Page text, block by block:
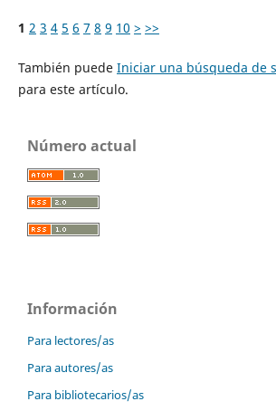
1 2 3 4 5 6 7 8 9 10 > >>
También puede Iniciar una búsqueda de
para este artículo.
Número actual
Información
Para lectores/as
Para autores/as
Para bibliotecarios/as